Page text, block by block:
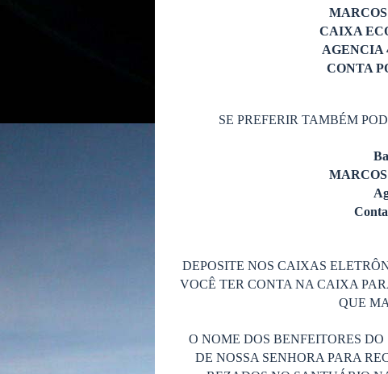
CAIXA
AGENCIA
CONTA
SE PREFERIR TAMBÉM
DEPOSITE NOS CAIXAS
VOCÊ TER CONTA NA CAIXA
QUE
O NOME DOS BENFEITORES
DE NOSSA SENHORA PARA